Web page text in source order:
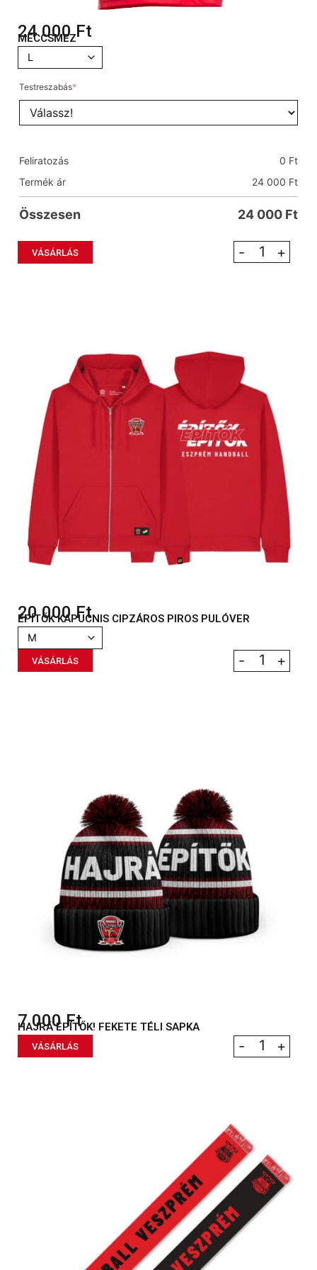
24 000Ft
MECCSMEZ
Testreszabás*
Feliratozás 0 Ft
Termék ár
24 000 Ft
Összesen 24 000 Ft
- +
VÁSÁRLÁS
20 000Ft
ÉPÍTŐK KAPUCNIS CIPZÁROS PIROS PULÓVER
- +
VÁSÁRLÁS
7 000Ft
HAJRÁ ÉPÍTŐK! FEKETE TÉLI SAPKA
- +
VÁSÁRLÁS